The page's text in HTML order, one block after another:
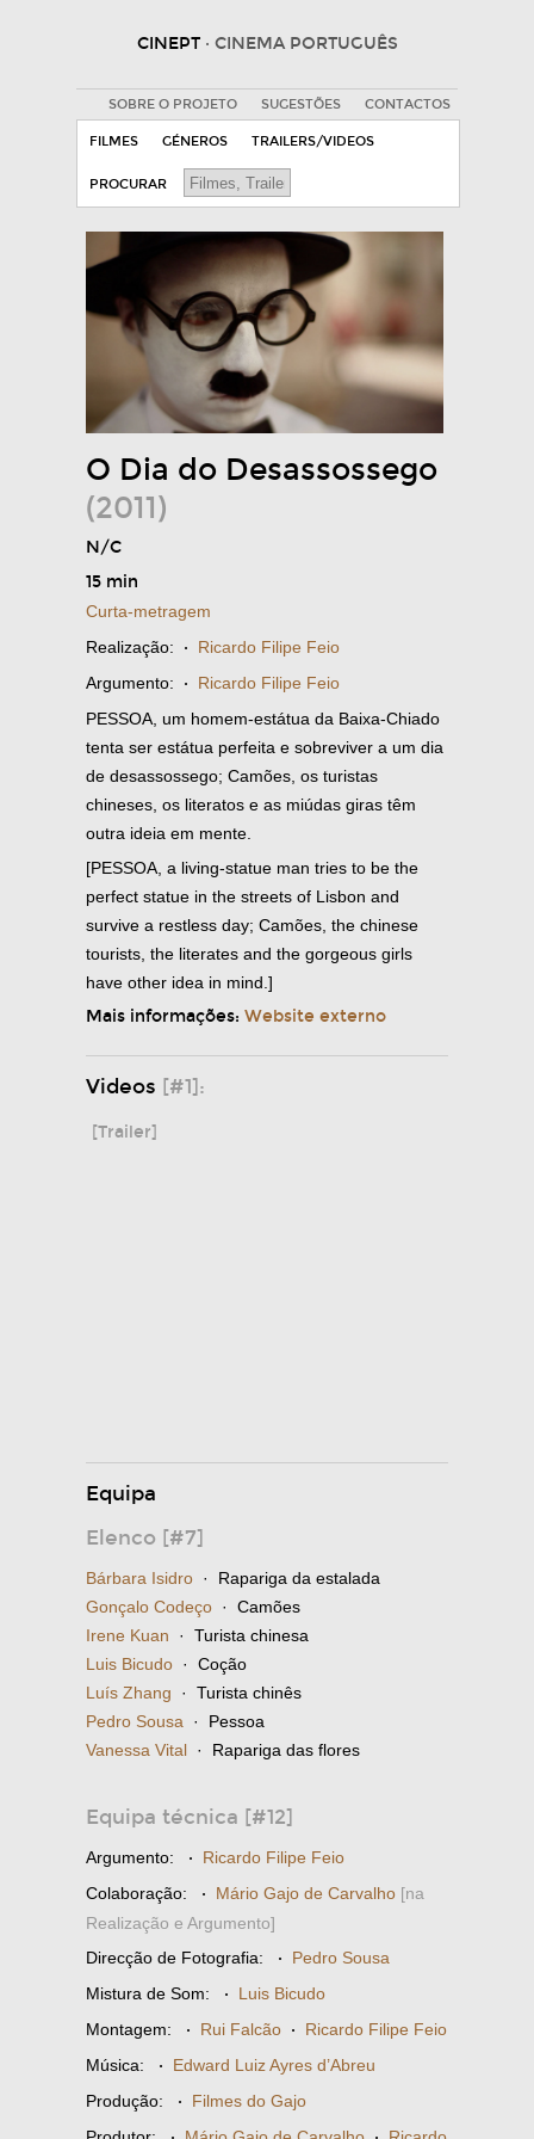
CINEPT · CINEMA PORTUGUÊS
SOBRE O PROJETO SUGESTÕES CONTACTOS
FILMES GÉNEROS TRAILERS/VIDEOS
PROCURAR
O Dia do Desassossego
(2011)
N/C
15 min
Curta-metragem
Realização: · Ricardo Filipe Feio
Argumento: · Ricardo Filipe Feio
PESSOA, um homem-estátua da Baixa-Chiado
tenta ser estátua perfeita e sobreviver a um dia
de desassossego; Camões, os turistas
chineses, os literatos e as miúdas giras têm
outra ideia em mente.
[PESSOA, a living-statue man tries to be the
perfect statue in the streets of Lisbon and
survive a restless day; Camões, the chinese
tourists, the literates and the gorgeous girls
have other idea in mind.]
Mais informações: Website externo
Videos [#1]:
[Trailer]
Equipa
Elenco [#7]
Bárbara Isidro · Rapariga da estalada
Gonçalo Codeço · Camões
Irene Kuan · Turista chinesa
Luis Bicudo · Coção
Luís Zhang · Turista chinês
Pedro Sousa · Pessoa
Vanessa Vital · Rapariga das flores
Equipa técnica [#12]
Argumento: · Ricardo Filipe Feio
Colaboração: · Mário Gajo de Carvalho [na
Realização e Argumento]
Direcção de Fotografia: · Pedro Sousa
Mistura de Som: · Luis Bicudo
Montagem: · Rui Falcão · Ricardo Filipe Feio
Música: · Edward Luiz Ayres d’Abreu
Produção: · Filmes do Gajo